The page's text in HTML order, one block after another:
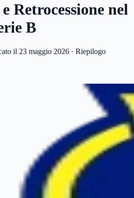
Retrocessione nel
B
il 23 maggio 2026 · Riepilogo